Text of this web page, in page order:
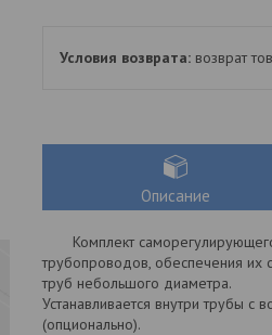
возврат
Описание
Комплект
трубопроводов, обеспечения их
труб небольшого диаметра.
Устанавливается внутри трубы
(опционально).